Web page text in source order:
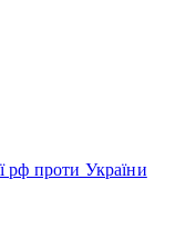
рф проти України